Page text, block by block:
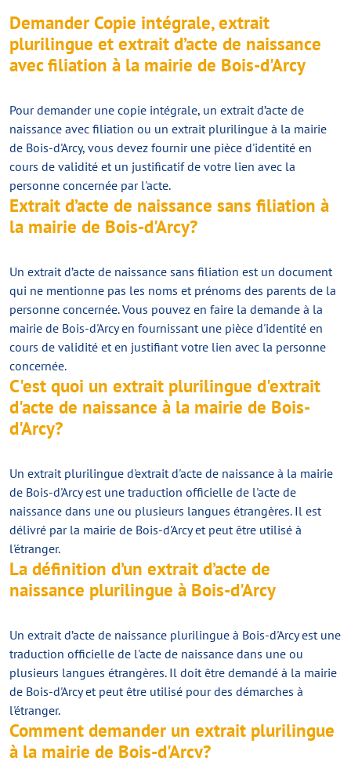
Demander Copie intégrale, extrait
plurilingue et extrait d’acte de naissance
avec filiation à la mairie de Bois-d'Arcy
Pour demander une copie intégrale, un extrait d’acte de
naissance avec filiation ou un extrait plurilingue à la mairie
de Bois-d'Arcy, vous devez fournir une pièce d'identité en
cours de validité et un justificatif de votre lien avec la
personne concernée par l'acte.
Extrait d’acte de naissance sans filiation à
la mairie de Bois-d'Arcy?
Un extrait d’acte de naissance sans filiation est un document
qui ne mentionne pas les noms et prénoms des parents de la
personne concernée. Vous pouvez en faire la demande à la
mairie de Bois-d'Arcy en fournissant une pièce d'identité en
cours de validité et en justifiant votre lien avec la personne
concernée.
C'est quoi un extrait plurilingue d'extrait
d'acte de naissance à la mairie de Bois-
d'Arcy?
Un extrait plurilingue d'extrait d'acte de naissance à la mairie
de Bois-d'Arcy est une traduction officielle de l'acte de
naissance dans une ou plusieurs langues étrangères. Il est
délivré par la mairie de Bois-d'Arcy et peut être utilisé à
l'étranger.
La définition d’un extrait d’acte de
naissance plurilingue à Bois-d'Arcy
Un extrait d’acte de naissance plurilingue à Bois-d'Arcy est une
traduction officielle de l'acte de naissance dans une ou
plusieurs langues étrangères. Il doit être demandé à la mairie
de Bois-d'Arcy et peut être utilisé pour des démarches à
l'étranger.
Comment demander un extrait plurilingue
à la mairie de Bois-d'Arcy?